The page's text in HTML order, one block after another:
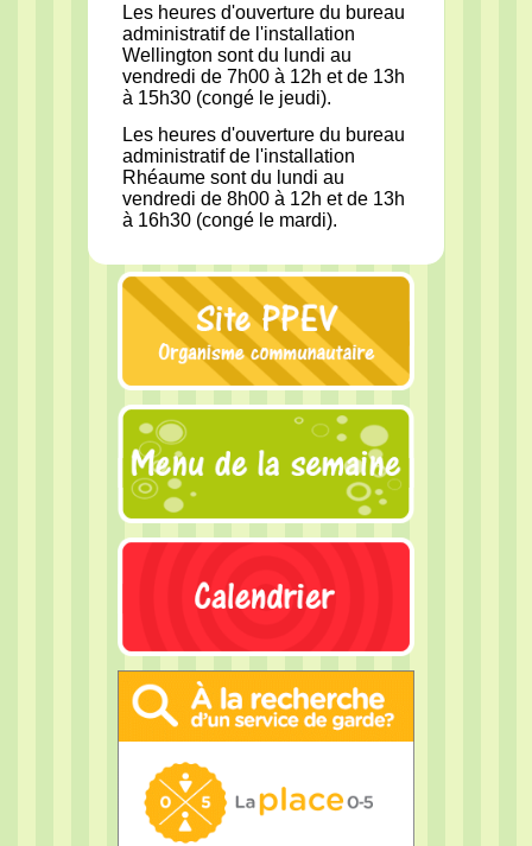
Les heures d'ouverture du bureau
administratif de l'installation
Wellington sont du lundi au
vendredi de 7h00 à 12h et de 13h
à 15h30 (congé le jeudi).
Les heures d'ouverture du bureau
administratif de l'installation
Rhéaume sont du lundi au
vendredi de 8h00 à 12h et de 13h
à 16h30 (congé le mardi).